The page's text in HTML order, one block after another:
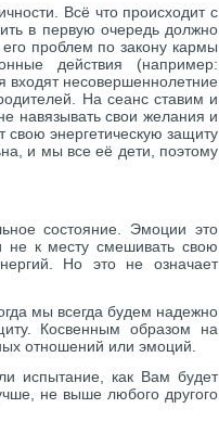
Всё что происходит с
в первую очередь должно
проблем по закону кармы
действия (например:
входят несовершеннолетние
На сеанс ставим и
навязывать свои желания и
свою энергетическую защиту
и мы все её дети, поэтому
состояние. Эмоции это
не к месту смешивать свою
Но это не означает
мы всегда будем надежно
Косвенным образом на
отношений или эмоций.
испытание, как Вам будет
не выше любого другого